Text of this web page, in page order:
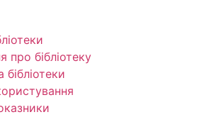
про бібліотеку